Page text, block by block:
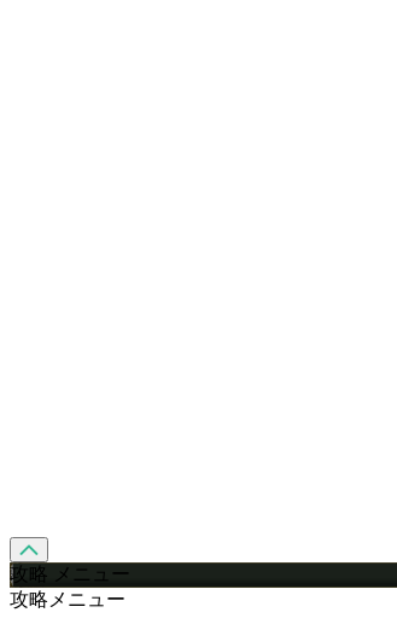
攻略 メニュー
攻略メニュー